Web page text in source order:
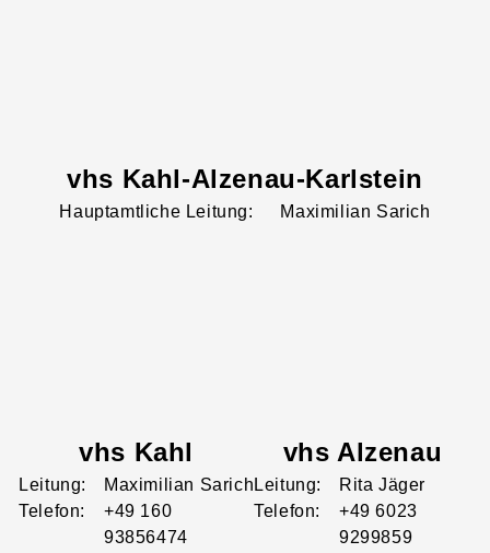
vhs Kahl-Alzenau-Karlstein
Leitung: Maximilian Sarich
vhs Kahl
Leitung: Maximilian Sarich
Telefon:
+49 160
93856474
vhs Alzenau
Leitung: Rita Jäger
Telefon:
+49 6023
9299859